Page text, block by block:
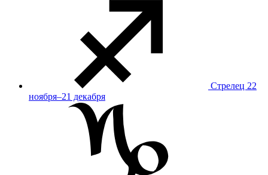
Стрелец 22
ноября–21 декабря